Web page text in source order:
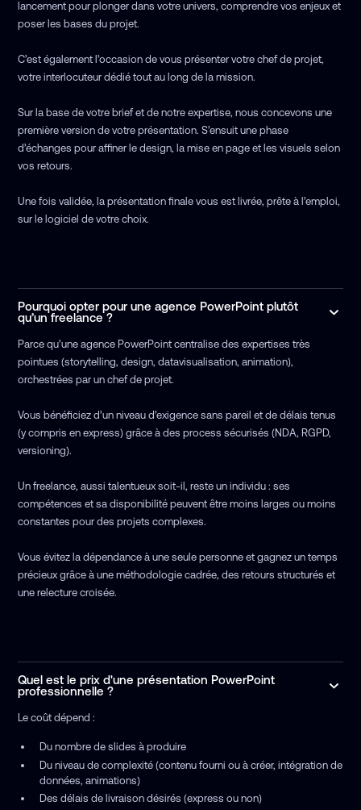
lancement pour plonger dans votre univers, comprendre vos enjeux et
poser les bases du projet.
C’est également l’occasion de vous présenter votre chef de projet,
votre interlocuteur dédié tout au long de la mission.
Sur la base de votre brief et de notre expertise, nous concevons une
première version de votre présentation. S’ensuit une phase
d’échanges pour affiner le design, la mise en page et les visuels selon
vos retours.
Une fois validée, la présentation finale vous est livrée, prête à l’emploi,
sur le logiciel de votre choix.
Pourquoi opter pour une agence PowerPoint plutôt
qu’un freelance ?
Parce qu’une agence PowerPoint centralise des expertises très
pointues (storytelling, design, datavisualisation, animation),
orchestrées par un chef de projet.
Vous bénéficiez d’un niveau d’exigence sans pareil et de délais tenus
(y compris en express) grâce à des process sécurisés (NDA, RGPD,
versioning).
Un freelance, aussi talentueux soit-il, reste un individu : ses
compétences et sa disponibilité peuvent être moins larges ou moins
constantes pour des projets complexes.
Vous évitez la dépendance à une seule personne et gagnez un temps
précieux grâce à une méthodologie cadrée, des retours structurés et
une relecture croisée.
Quel est le prix d'une présentation PowerPoint
professionnelle ?
Le coût dépend :
Du nombre de slides à produire
Du niveau de complexité (contenu fourni ou à créer, intégration de
données, animations)
Des délais de livraison désirés (express ou non)